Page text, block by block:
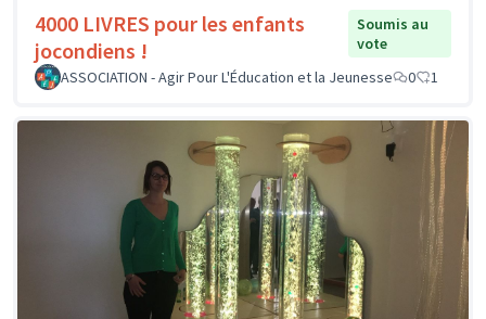
4000 LIVRES pour les enfants
jocondiens !
Soumis au
vote
ASSOCIATION - Agir Pour L'Éducation et la Jeunesse
0 1